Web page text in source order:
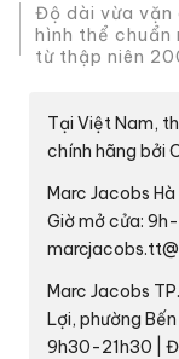
Độ dài vừa vặn
hình thể chuẩn
từ thập niên
Tại Việt Nam,
chính hãng bởi
Marc Jacobs Hà
Giờ mở cửa:
Marc Jacobs
Lợi, phường
9h30-21h30 |